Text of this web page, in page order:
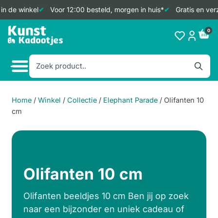
winkel Voor 12:00 besteld, morgen in huis* Gratis en
Doorgaan
naar
0
Home / Winkel / Collectie / Elephant Parade / Olifanten 10
cm
Olifanten 10 cm
Olifanten beeldjes 10 cm Ben jij op zoek
naar een bijzonder en uniek cadeau of